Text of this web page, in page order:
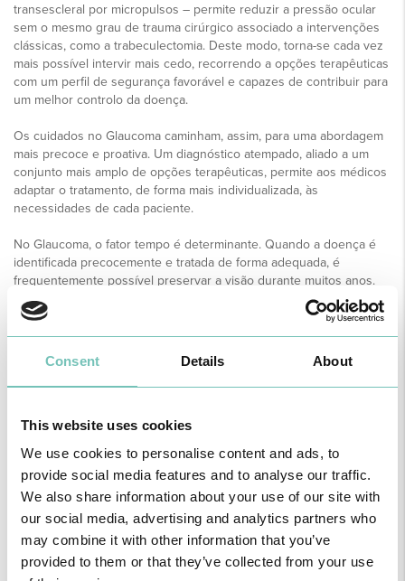
Consent Details About
This website uses cookies
We use cookies to personalise content and ads, to
provide social media features and to analyse our traffic.
We also share information about your use of our site with
our social media, advertising and analytics partners who
may combine it with other information that you’ve
provided to them or that they’ve collected from your use
transescleral por micropulsos – permite reduzir a pressão ocular
sem o mesmo grau de trauma cirúrgico associado a intervenções
clássicas, como a trabeculectomia. Deste modo, torna-se cada vez
mais possível intervir mais cedo, recorrendo a opções terapêuticas
com um perfil de segurança favorável e capazes de contribuir para
um melhor controlo da doença.
Os cuidados no Glaucoma caminham, assim, para uma abordagem
mais precoce e proativa. Um diagnóstico atempado, aliado a um
conjunto mais amplo de opções terapêuticas, permite aos médicos
adaptar o tratamento, de forma mais individualizada, às
necessidades de cada paciente.
No Glaucoma, o fator tempo é determinante. Quando a doença é
identificada precocemente e tratada de forma adequada, é
frequentemente possível preservar a visão durante muitos anos.
Os avanços terapêuticos atualmente disponíveis permitem
proteger a saúde visual dos doentes de forma cada vez mais
eficaz.
Artigo desenvolvido pelo Dr. Miguel Boncquet Vieira.